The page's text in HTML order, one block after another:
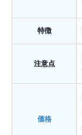
特徴
注意点
価格